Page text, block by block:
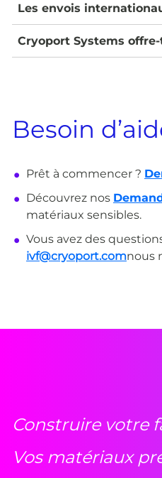
Les envois
Cryoport Systems
Besoin
Prêt à commencer ?
Découvrez nos
matériaux sensibles.
Vous avez des
ivf@cryoport.comnous
Construire votre
Vos matériaux